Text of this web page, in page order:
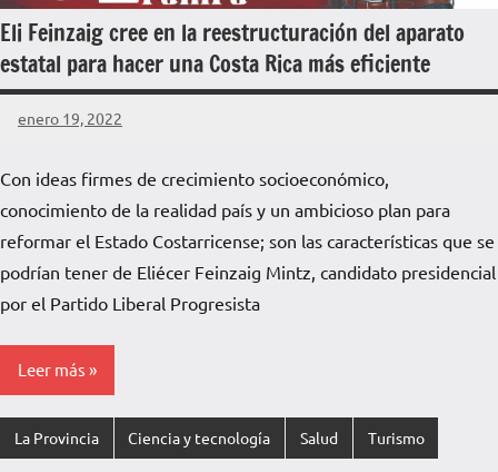
Eli Feinzaig cree en la reestructuración del aparato
estatal para hacer una Costa Rica más eficiente
enero 19, 2022
La
de
La
Pampa
Con ideas firmes de crecimiento socioeconómico,
conocimiento de la realidad país y un ambicioso plan para
reformar el Estado Costarricense; son las características que se
podrían tener de Eliécer Feinzaig Mintz, candidato presidencial
por el Partido Liberal Progresista
Leer más
La Provincia Ciencia y tecnología Salud Turismo